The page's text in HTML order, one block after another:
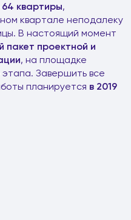
64 квартиры,
квартале неподалеку
В настоящий момент
пакет проектной и
, на площадке
Завершить все
планируется в 2019